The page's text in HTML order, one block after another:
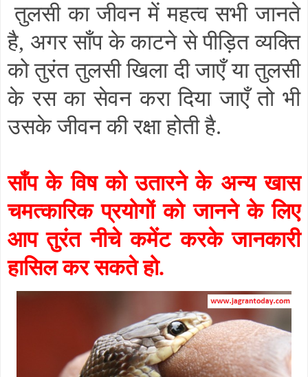
तुलसी का जीवन में महत्व सभी जानते
है, अगर साँप के काटने से पीड़ित व्यक्ति
को तुरंत तुलसी खिला दी जाएँ या तुलसी
के रस का सेवन करा दिया जाएँ तो भी
उसके जीवन की रक्षा होती है.
साँप के विष को उतारने के अन्य खास
चमत्कारिक प्रयोगों को जानने के लिए
आप तुरंत नीचे कमेंट करके जानकारी
हासिल कर सकते हो.